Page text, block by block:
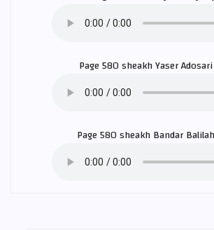
Page 580 sheakhYaser Adosari
Page 580 sheakhBandar Balilah